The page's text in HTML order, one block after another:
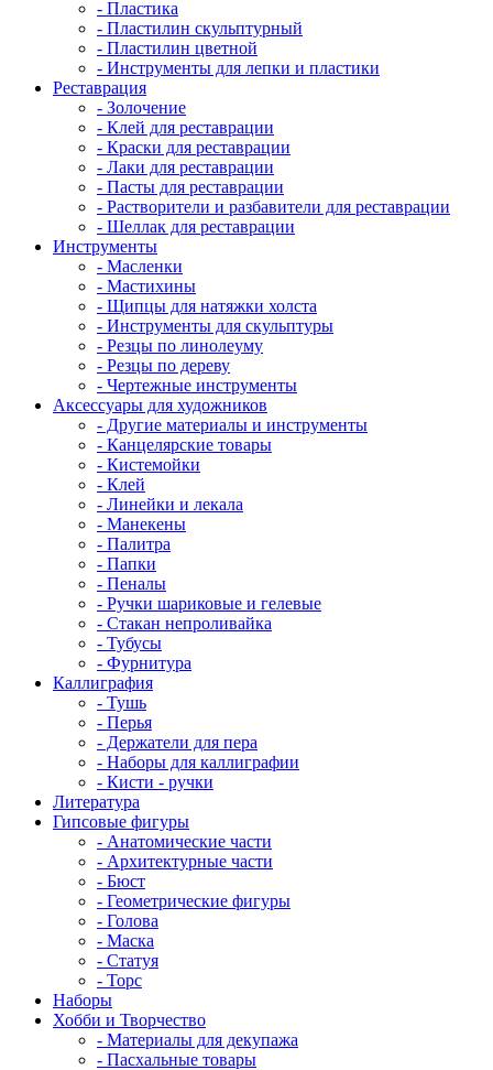
- Пластика
- Пластилин скульптурный
- Пластилин цветной
- Инструменты для лепки и пластики
Реставрация
- Золочение
- Клей для реставрации
- Краски для реставрации
- Лаки для реставрации
- Пасты для реставрации
- Растворители и разбавители для реставрации
- Шеллак для реставрации
Инструменты
- Масленки
- Мастихины
- Щипцы для натяжки холста
- Инструменты для скульптуры
- Резцы по линолеуму
- Резцы по дереву
- Чертежные инструменты
Аксессуары для художников
- Другие материалы и инструменты
- Канцелярские товары
- Кистемойки
- Клей
- Линейки и лекала
- Манекены
- Палитра
- Папки
- Пеналы
- Ручки шариковые и гелевые
- Стакан непроливайка
- Тубусы
- Фурнитура
Каллиграфия
- Тушь
- Перья
- Держатели для пера
- Наборы для каллиграфии
- Кисти - ручки
Литература
Гипсовые фигуры
- Анатомические части
- Архитектурные части
- Бюст
- Геометрические фигуры
- Голова
- Маска
- Статуя
- Торс
Наборы
Хобби и Творчество
- Материалы для декупажа
- Пасхальные товары